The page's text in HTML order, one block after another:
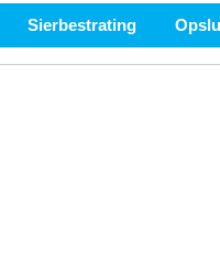
Sierbestrating